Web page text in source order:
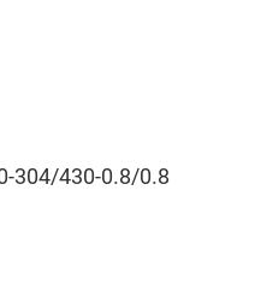
304/430-0.8/0.8